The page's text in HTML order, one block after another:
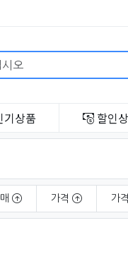
필수
상품 할인
가격 가격